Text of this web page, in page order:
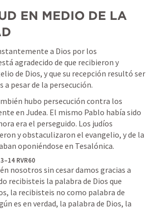
EN MEDIO DE LA
a Dios por los
agradecido de que recibieron y
de Dios, y que su recepción resultó ser
a pesar de la persecución.
hubo persecución contra los
en Judea. El mismo Pablo había sido
era el perseguido. Los judíos
y obstaculizaron el evangelio, y de la
oponiéndose en Tesalónica.
RVR60
nosotros sin cesar damos gracias a
recibisteis la palabra de Dios que
la recibisteis no como palabra de
es en verdad, la palabra de Dios, la